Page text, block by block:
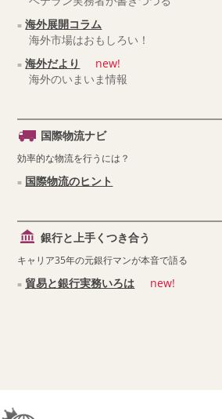
海外展開コラム
海外市場はおもしろい！
海外だより
new!
海外のいまいま情報
国際物流ナビ
効率的な物流を行うには？
国際物流のヒント
銀行と上手くつき合う
キャリア35年の元銀行マンが本音で語る
貿易と銀行実務いろは new!